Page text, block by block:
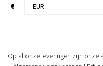
€
Op al onze leveringen zijn onze